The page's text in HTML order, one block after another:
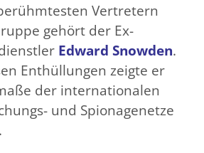
Vertretern
gehört der Ex-
Edward Snowden.
Enthüllungen zeigte er
der internationalen
und Spionagenetze